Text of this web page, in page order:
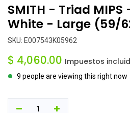
SMITH - Triad
White - Large (59/
SKU: E007543K05962
$ 4,060.00 Impuestos
9 people are viewing this right now